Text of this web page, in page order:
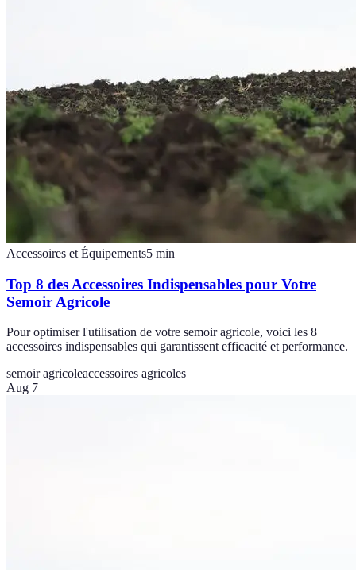
Accessoires et Équipements5 min
Top 8 des Accessoires Indispensables pour Votre
Semoir Agricole
Pour optimiser l'utilisation de votre semoir agricole, voici les 8
accessoires indispensables qui garantissent efficacité et performance.
semoir agricoleaccessoires agricoles
Aug 7